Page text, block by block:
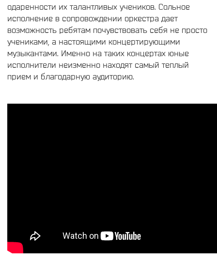
одаренности их талантливых учеников. Сольное
исполнение в сопровождении оркестра дает
возможность ребятам почувствовать себя не просто
учениками, а настоящими концертирующими
музыкантами. Именно на таких концертах юные
исполнители неизменно находят самый теплый
прием и благодарную аудиторию.